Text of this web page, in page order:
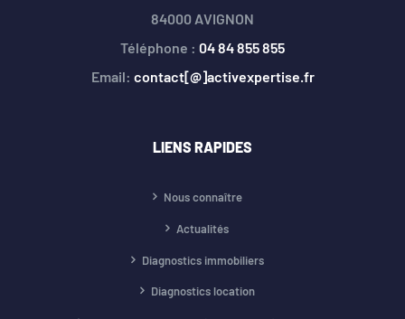
84000 AVIGNON
Téléphone : 04 84 855 855
Email: contact[@]activexpertise.fr
LIENS RAPIDES
Nous connaître
Actualités
Diagnostics immobiliers
Diagnostics location